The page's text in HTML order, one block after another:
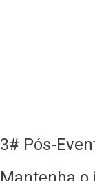
3# Pós-